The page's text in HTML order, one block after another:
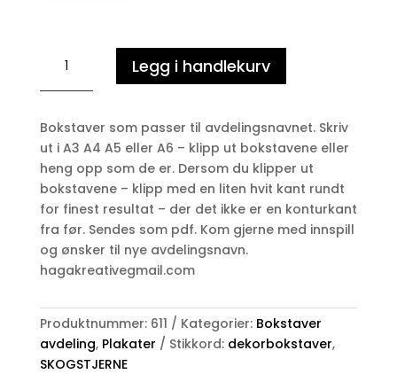
SKOGSTJERNE
avdeling
Legg i handlekurv
Bokstaver som passer til avdelingsnavnet. Skriv
ut i A3 A4 A5 eller A6 – klipp ut bokstavene eller
heng opp som de er. Dersom du klipper ut
bokstavene – klipp med en liten hvit kant rundt
for finest resultat – der det ikke er en konturkant
fra før. Sendes som pdf. Kom gjerne med innspill
og ønsker til nye avdelingsnavn.
hagakreativegmail.com
Produktnummer: 611 Kategorier: Bokstaver
avdeling, Plakater Stikkord: dekorbokstaver,
SKOGSTJERNE